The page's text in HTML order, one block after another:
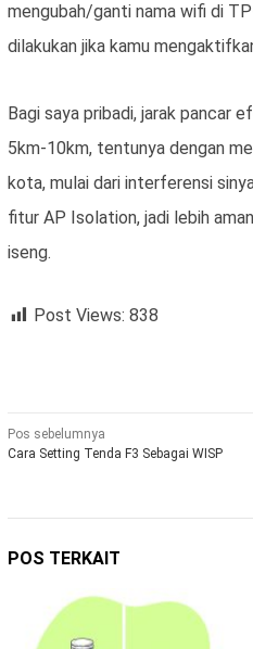
mengubah/ganti nama wifi di
dilakukan jika kamu
Bagi saya pribadi, jarak pancar
5km-10km, tentunya dengan
kota, mulai dari interferensi
fitur AP Isolation, jadi lebih
iseng.
Post Views: 838
Navigasi
pos
Pos sebelumnya
Cara Setting Tenda F3 Sebagai WISP
POS TERKAIT